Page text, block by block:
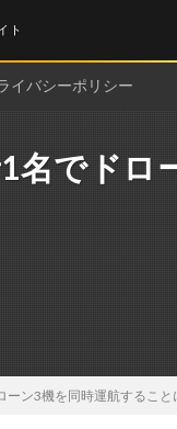
ト
イバシーポリシー
名でドロ
ーン3機を同時運航すること